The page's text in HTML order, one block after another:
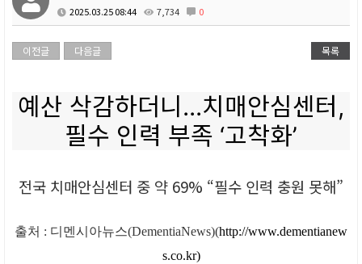
2025.03.25 08:44 7,734 0
이전글 다음글 목록
예산 삭감하더니...치매안심센터,
필수 인력 부족 ‘고착화’
전국 치매안심센터 중 약 69% “필수 인력 충원 못해”
출처 : 디멘시아뉴스(DementiaNews)(http://www.dementianew
s.co.kr)